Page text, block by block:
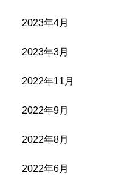
2023年4月
2023年3月
2022年11月
2022年9月
2022年8月
2022年6月